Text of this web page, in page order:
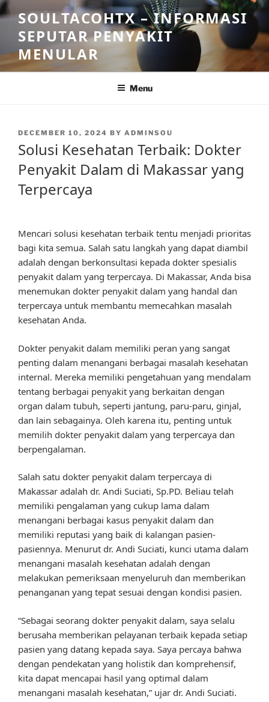
Skip
to
content
SOULTACOHTX – INFORMASI
SEPUTAR PENYAKIT
MENULAR
Menu
POSTED
DECEMBER 10, 2024 BY ADMINSOU
Solusi Kesehatan Terbaik: Dokter
Penyakit Dalam di Makassar yang
Terpercaya
Mencari solusi kesehatan terbaik tentu menjadi prioritas
bagi kita semua. Salah satu langkah yang dapat diambil
adalah dengan berkonsultasi kepada dokter spesialis
penyakit dalam yang terpercaya. Di Makassar, Anda bisa
menemukan dokter penyakit dalam yang handal dan
terpercaya untuk membantu memecahkan masalah
kesehatan Anda.
Dokter penyakit dalam memiliki peran yang sangat
penting dalam menangani berbagai masalah kesehatan
internal. Mereka memiliki pengetahuan yang mendalam
tentang berbagai penyakit yang berkaitan dengan
organ dalam tubuh, seperti jantung, paru-paru, ginjal,
dan lain sebagainya. Oleh karena itu, penting untuk
memilih dokter penyakit dalam yang terpercaya dan
berpengalaman.
Salah satu dokter penyakit dalam terpercaya di
Makassar adalah dr. Andi Suciati, Sp.PD. Beliau telah
memiliki pengalaman yang cukup lama dalam
menangani berbagai kasus penyakit dalam dan
memiliki reputasi yang baik di kalangan pasien-
pasiennya. Menurut dr. Andi Suciati, kunci utama dalam
menangani masalah kesehatan adalah dengan
melakukan pemeriksaan menyeluruh dan memberikan
penanganan yang tepat sesuai dengan kondisi pasien.
“Sebagai seorang dokter penyakit dalam, saya selalu
berusaha memberikan pelayanan terbaik kepada setiap
pasien yang datang kepada saya. Saya percaya bahwa
dengan pendekatan yang holistik dan komprehensif,
kita dapat mencapai hasil yang optimal dalam
menangani masalah kesehatan,” ujar dr. Andi Suciati.